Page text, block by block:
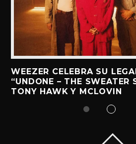
WEEZER CELEBRA SU
“UNDONE – THE SWEATER
TONY HAWK Y MCLOVIN